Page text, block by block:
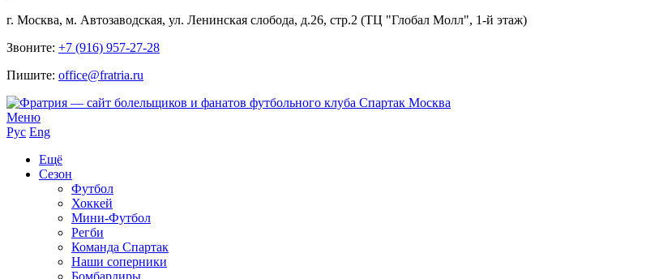
г. Москва, м. Автозаводская, ул. Ленинская слобода, д.26, стр.2 (ТЦ "Глобал Молл", 1-й этаж)
Звоните: +7 (916) 957-27-28
Пишите: office@fratria.ru
Меню
Рус Eng
Ещё
Сезон
Футбол
Хоккей
Мини-Футбол
Регби
Команда Спартак
Наши соперники
Бомбардиры